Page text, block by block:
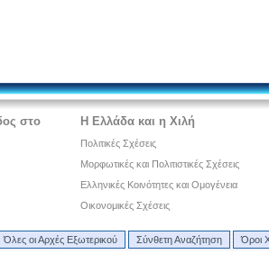
στο
Η Ελλάδα και η Χιλή
Πολιτικές Σχέσεις
Μορφωτικές και Πολιτιστικές Σχέσεις
Ελληνικές Κοινότητες και Ομογένεια
Οικονομικές Σχέσεις
Όλες οι Αρχές Εξωτερικού Σύνθετη Αναζήτηση Όροι